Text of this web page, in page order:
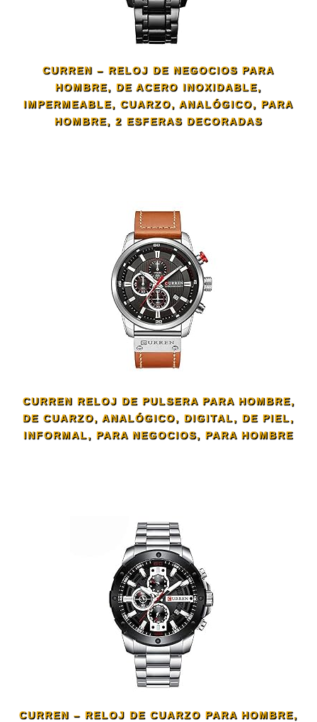
CURREN – RELOJ DE NEGOCIOS PARA
HOMBRE, DE ACERO INOXIDABLE,
IMPERMEABLE, CUARZO, ANALÓGICO, PARA
HOMBRE, 2 ESFERAS DECORADAS
CURREN RELOJ DE PULSERA PARA HOMBRE,
DE CUARZO, ANALÓGICO, DIGITAL, DE PIEL,
INFORMAL, PARA NEGOCIOS, PARA HOMBRE
CURREN – RELOJ DE CUARZO PARA HOMBRE,